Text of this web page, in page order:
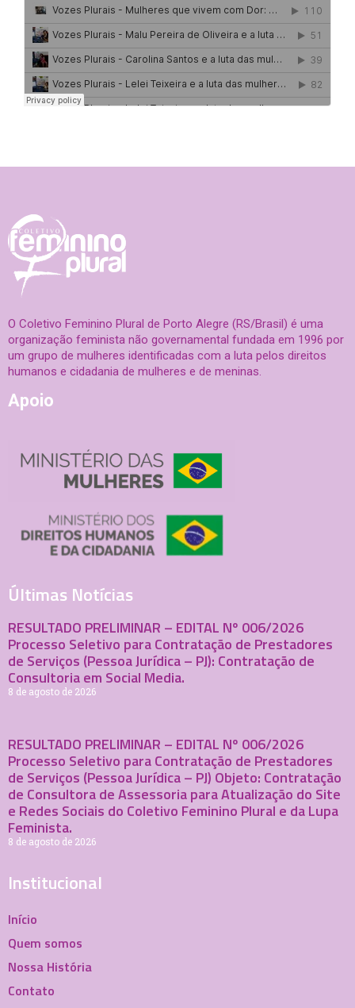
O Coletivo Feminino Plural de Porto Alegre (RS/Brasil) é uma
organização feminista não governamental fundada em 1996 por
um grupo de mulheres identificadas com a luta pelos direitos
humanos e cidadania de mulheres e de meninas.
Apoio
Últimas Notícias
RESULTADO PRELIMINAR – EDITAL Nº 006/2026
Processo Seletivo para Contratação de Prestadores
de Serviços (Pessoa Jurídica – PJ): Contratação de
Consultoria em Social Media.
8 de agosto de 2026
RESULTADO PRELIMINAR – EDITAL Nº 006/2026
Processo Seletivo para Contratação de Prestadores
de Serviços (Pessoa Jurídica – PJ) Objeto: Contratação
de Consultora de Assessoria para Atualização do Site
e Redes Sociais do Coletivo Feminino Plural e da Lupa
Feminista.
8 de agosto de 2026
Institucional
Início
Quem somos
Nossa História
Contato